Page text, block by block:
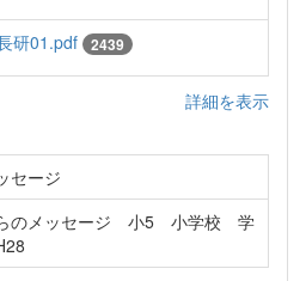
研01.pdf 2439
詳細を表示
セージ
のメッセージ 小5 小学校 学